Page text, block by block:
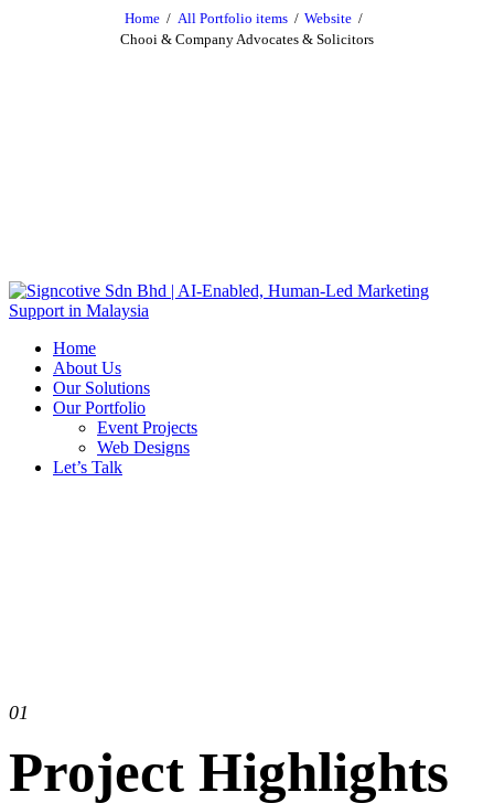
Home All Portfolio items
Website
Chooi & Company Advocates & Solicitors
Home
About Us
Our Solutions
Our Portfolio
Event Projects
Web Designs
Let’s Talk
01
Project Highlights